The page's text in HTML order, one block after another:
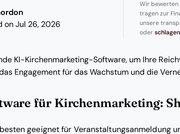
on Jul 26, 2026
Wir bewerten
tragen zur
unsere
oder
KI-Kirchenmarketing-Software, um Ihre
Engagement für das Wachstum und die
für Kirchenmarketing:
geeignet für Veranstaltungsanmeldung